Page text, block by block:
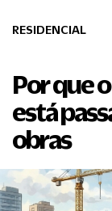
RESIDENCIAL
Por que
está
obras